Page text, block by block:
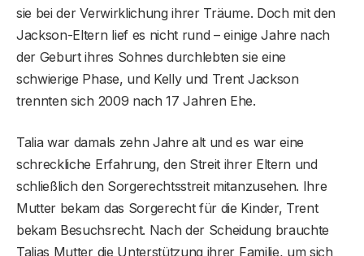
sie bei der Verwirklichung ihrer Träume. Doch mit den
Jackson-Eltern lief es nicht rund – einige Jahre nach
der Geburt ihres Sohnes durchlebten sie eine
schwierige Phase, und Kelly und Trent Jackson
trennten sich 2009 nach 17 Jahren Ehe.
Talia war damals zehn Jahre alt und es war eine
schreckliche Erfahrung, den Streit ihrer Eltern und
schließlich den Sorgerechtsstreit mitanzusehen. Ihre
Mutter bekam das Sorgerecht für die Kinder, Trent
bekam Besuchsrecht. Nach der Scheidung brauchte
Talias Mutter die Unterstützung ihrer Familie, um sich